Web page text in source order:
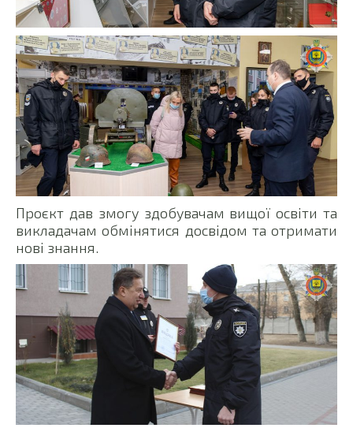
Проєкт дав змогу здобувачам вищої освіти та
викладачам обмінятися досвідом та отримати
нові знання.